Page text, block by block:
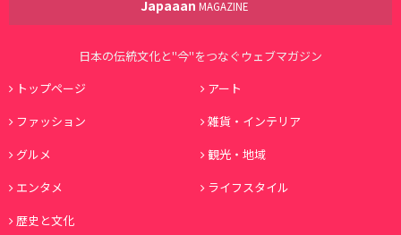
Japaaan MAGAZINE
日本の伝統文化と"今"をつなぐウェブマガジン
トップページ
アート
ファッション
雑貨・インテリア
グルメ
観光・地域
エンタメ
ライフスタイル
歴史と文化